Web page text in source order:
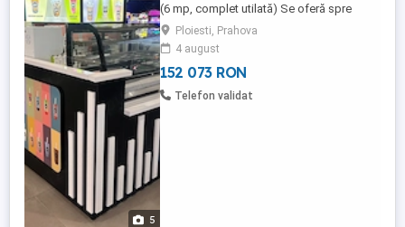
5
(6 mp, complet utilată) Se oferă spre
vânzare insulă comercială tip Bubble Tea,
amplasată în mall din Buzău, într-o zonă
cu trafic bun, ideală pentru activitate tip
"grab & go". Conceptul de bubble tea este
în plină creștere la nivel global și foarte
Ploiesti, Prahova
4 august
152 073 RON
Telefon validat